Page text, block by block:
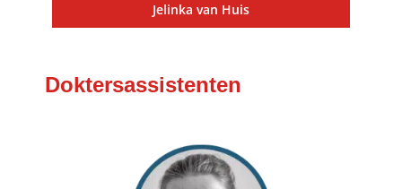
Jelinka van Huis
Doktersassistenten